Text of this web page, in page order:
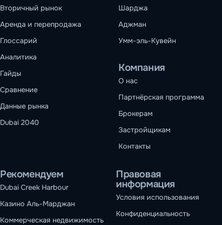
Вторичный рынок
Аренда и перепродажа
Глоссарий
Аналитика
Гайды
Сравнение
Данные рынка
Dubai 2040
Шарджа
Аджман
Умм-эль-Кувейн
Компания
О нас
Партнёрская программа
Брокерам
Застройщикам
Контакты
Рекомендуем
Dubai Creek Harbour
Казино Аль-Марджан
Коммерческая недвижимость
Правовая
информация
Условия использования
Конфиденциальность